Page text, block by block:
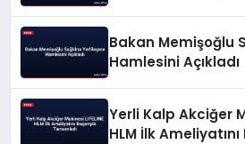
Bakan Memişoğlu
Hamlesini Açıkladı
Yerli Kalp Akciğer
HLM İlk